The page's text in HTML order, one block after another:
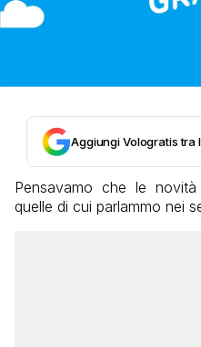
Aggiungi Vologratis tra
Pensavamo che le
quelle di cui parlammo nei